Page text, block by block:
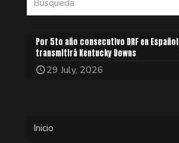
Por 5to año consecutivo DRF en Español
transmitirá Kentucky Downs
29 July, 2026
Inicio